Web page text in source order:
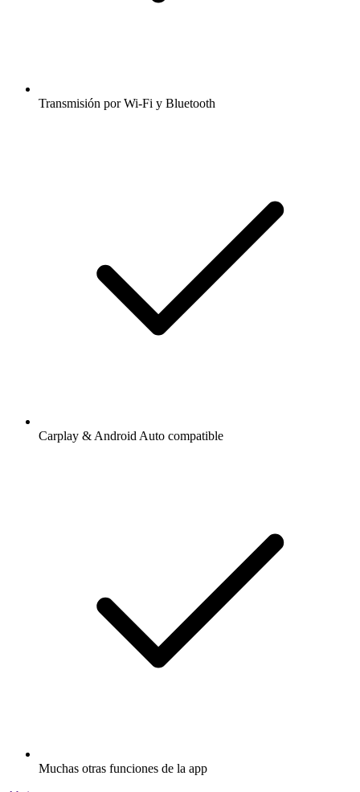
Transmisión por Wi-Fi y Bluetooth
Carplay & Android Auto compatible
Muchas otras funciones de la app